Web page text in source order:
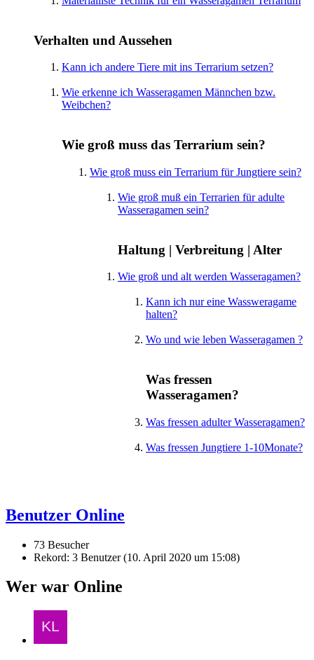
Verhalten und Aussehen
Kann ich andere Tiere mit ins Terrarium setzen?
Wie erkenne ich Wasseragamen Männchen bzw.
Weibchen?
Wie groß muss das Terrarium sein?
Wie groß muss ein Terrarium für Jungtiere sein?
Wie groß muß ein Terrarien für adulte
Wasseragamen sein?
Haltung | Verbreitung | Alter
Wie groß und alt werden Wasseragamen?
Kann ich nur eine Wassweragame
halten?
Wo und wie leben Wasseragamen ?
Was fressen
Wasseragamen?
Was fressen adulter Wasseragamen?
Was fressen Jungtiere 1-10Monate?
Benutzer Online
73 Besucher
Rekord: 3 Benutzer (10. April 2020 um 15:08)
Wer war Online